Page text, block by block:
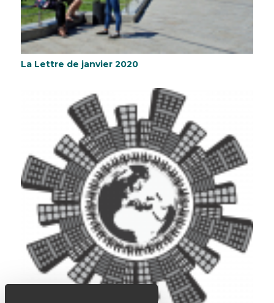
La Lettre de janvier 2020